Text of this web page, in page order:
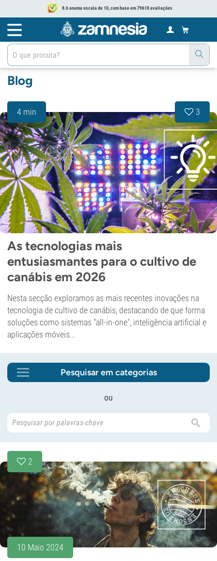
8.6 anuma escala de 10, com base em 79618 avaliações
Blog
4 min 3
As tecnologias mais
entusiasmantes para o cultivo de
canábis em 2026
Nesta secção exploramos as mais recentes inovações na
tecnologia de cultivo de canábis, destacando de que forma
soluções como sistemas "all-in-one", inteligência artificial e
aplicações móveis...
Pesquisar em categorias
ou
2
10 Maio 2024